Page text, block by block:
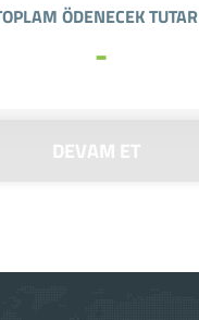
ÖDENECEK TUTAR
-
DEVAM ET